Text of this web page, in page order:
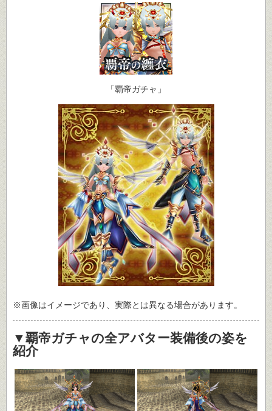
「覇帝ガチャ」
※画像はイメージであり、実際とは異なる場合があります。
▼覇帝ガチャの全アバター装備後の姿を
紹介